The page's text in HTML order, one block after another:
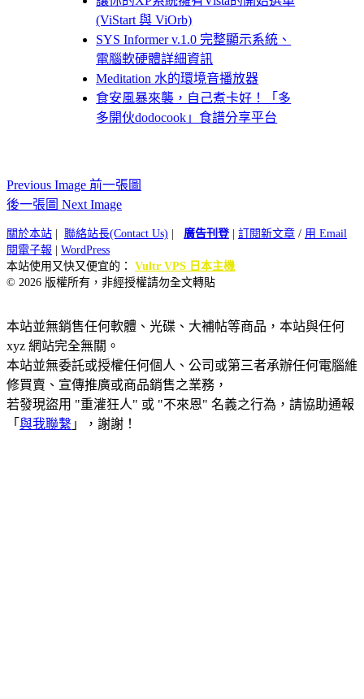
(ViStart 與 ViOrb)
SYS Informer v.1.0 完整顯示系統、
電腦軟硬體詳細資訊
Meditation 水的環境音播放器
食安風暴來襲，自己煮卡好！「多
多開伙dodocook」食譜分享平台
Previous Image 前一張圖
後一張圖 Next Image
關於本站 聯絡站長(Contact Us) 廣告刊登| 訂閱新文章 / 用 Email
閱電子報
WordPress
本站使用又快又便宜的： Vultr VPS 日本主機
© 2026 版權所有，非經授權請勿全文轉貼
本站並無銷售任何軟體、光碟、大補帖等商品，本站與任何
xyz 網站完全無關。
本站並無委託或授權任何個人、公司或第三者承辦任何電腦維
修買賣、宣傳推廣或商品銷售之業務，
若發現盜用 "重灌狂人" 或 "不來恩" 名義之行為，請協助通報
「 與我聯繫 」，謝謝！